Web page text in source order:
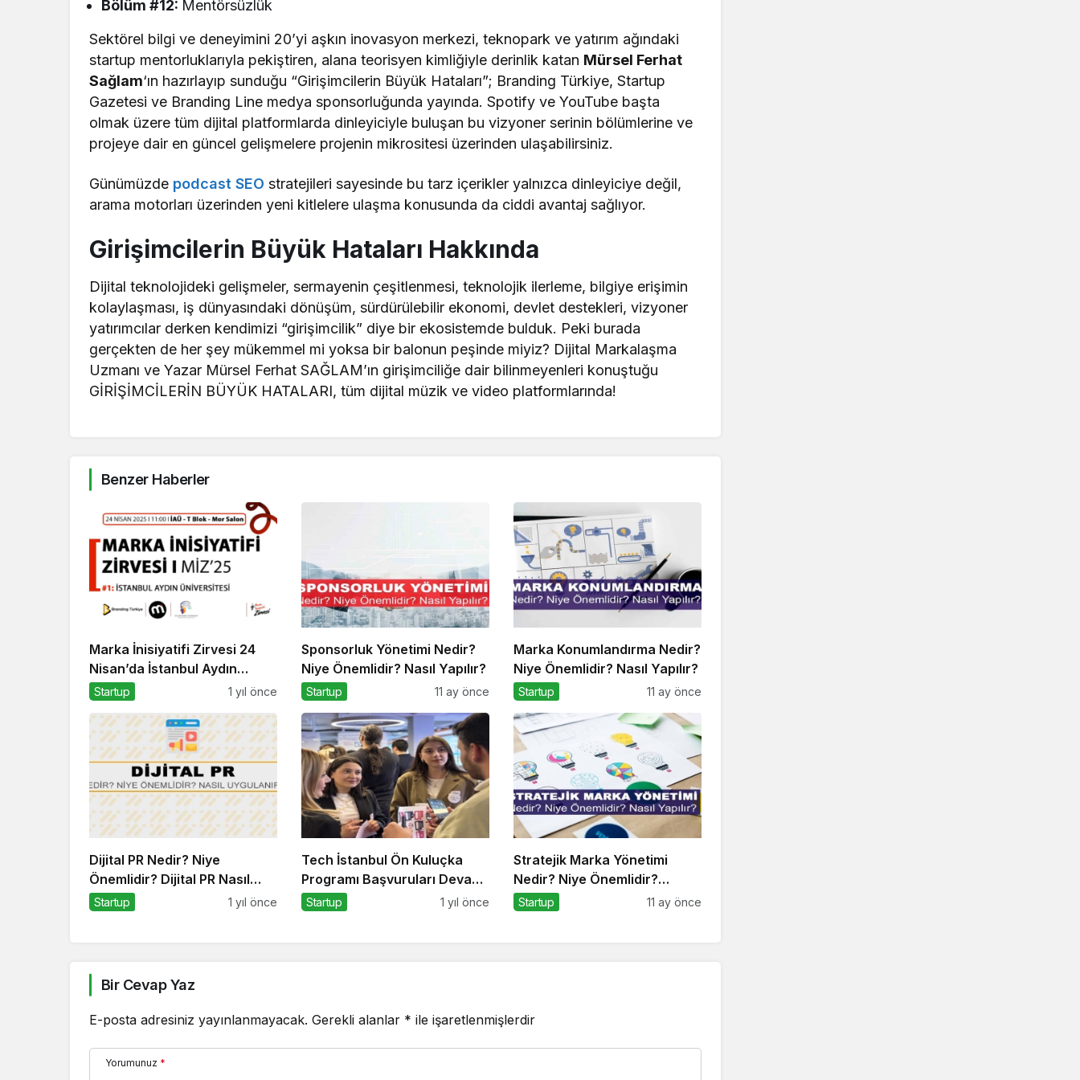
Bölüm #12: Mentörsüzlük
Sektörel bilgi ve deneyimini 20’yi aşkın inovasyon merkezi, teknopark ve yatırım ağındaki
startup mentorluklarıyla pekiştiren, alana teorisyen kimliğiyle derinlik katan Mürsel Ferhat
Sağlam‘ın hazırlayıp sunduğu “Girişimcilerin Büyük Hataları”; Branding Türkiye, Startup
Gazetesi ve Branding Line medya sponsorluğunda yayında. Spotify ve YouTube başta
olmak üzere tüm dijital platformlarda dinleyiciyle buluşan bu vizyoner serinin bölümlerine ve
projeye dair en güncel gelişmelere projenin mikrositesi üzerinden ulaşabilirsiniz.
Günümüzde podcast SEO stratejileri sayesinde bu tarz içerikler yalnızca dinleyiciye değil,
arama motorları üzerinden yeni kitlelere ulaşma konusunda da ciddi avantaj sağlıyor.
Girişimcilerin Büyük Hataları Hakkında
Dijital teknolojideki gelişmeler, sermayenin çeşitlenmesi, teknolojik ilerleme, bilgiye erişimin
kolaylaşması, iş dünyasındaki dönüşüm, sürdürülebilir ekonomi, devlet destekleri, vizyoner
yatırımcılar derken kendimizi “girişimcilik” diye bir ekosistemde bulduk. Peki burada
gerçekten de her şey mükemmel mi yoksa bir balonun peşinde miyiz? Dijital Markalaşma
Uzmanı ve Yazar Mürsel Ferhat SAĞLAM’ın girişimciliğe dair bilinmeyenleri konuştuğu
GİRİŞİMCİLERİN BÜYÜK HATALARI, tüm dijital müzik ve video platformlarında!
Benzer Haberler
Marka İnisiyatifi Zirvesi 24
Nisan’da İstanbul Aydın
Üniversitesi’nde!
Startup 1 yıl önce
Sponsorluk Yönetimi Nedir?
Niye Önemlidir? Nasıl Yapılır?
Startup 11 ay önce
Marka Konumlandırma Nedir?
Niye Önemlidir? Nasıl Yapılır?
Startup 11 ay önce
Dijital PR Nedir? Niye
Önemlidir? Dijital PR Nasıl
Uygulanır?
Startup 1 yıl önce
Tech İstanbul Ön Kuluçka
Programı Başvuruları Devam
Ediyor
Startup 1 yıl önce
Stratejik Marka Yönetimi
Nedir? Niye Önemlidir?
Stratejik Marka Yönetimi
Startup 11 ay önce
Bir Cevap Yaz
E-posta adresiniz yayınlanmayacak. Gerekli alanlar * ile işaretlenmişlerdir
Yorumunuz *